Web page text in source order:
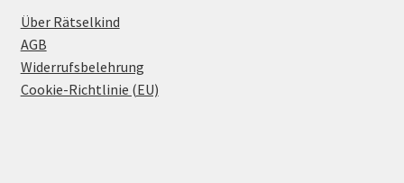
Über Rätselkind
AGB
Widerrufsbelehrung
Cookie-Richtlinie (EU)